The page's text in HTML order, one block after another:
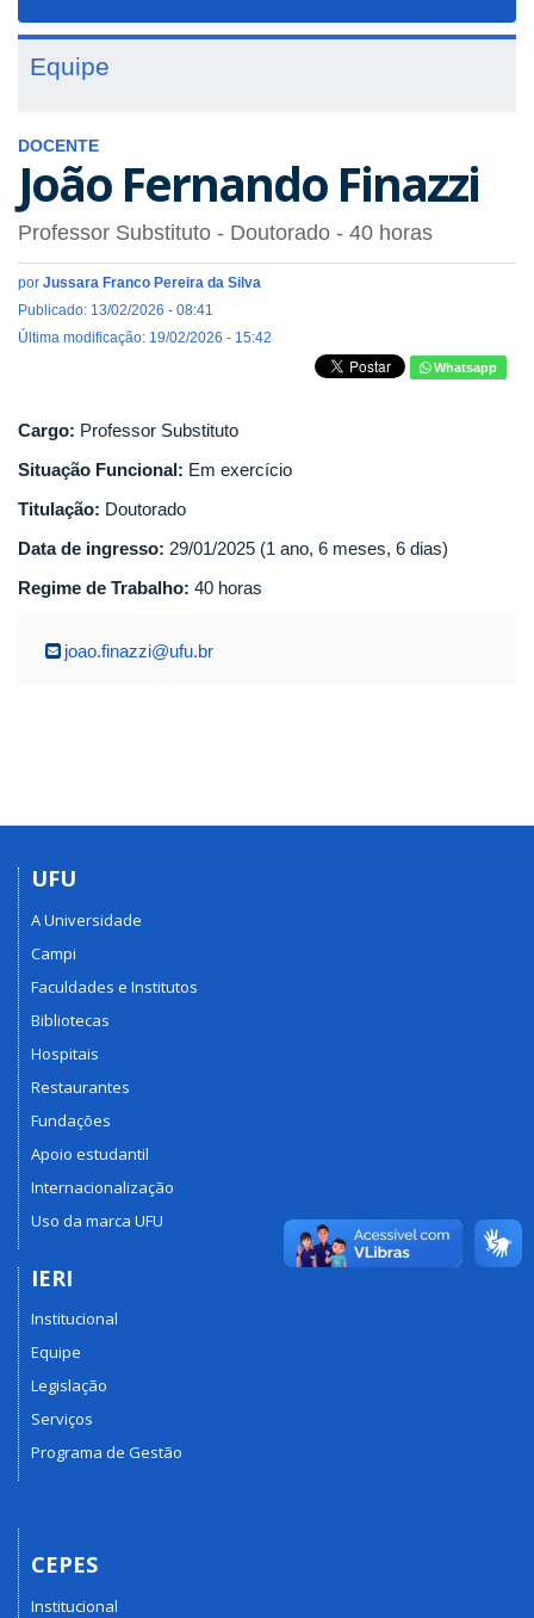
Equipe
DOCENTE
João Fernando Finazzi
Professor Substituto - Doutorado - 40 horas
por Jussara Franco Pereira da Silva
Publicado: 13/02/2026 - 08:41
Última modificação: 19/02/2026 - 15:42
Whatsapp
Cargo: Professor Substituto
Situação Funcional: Em exercício
Titulação: Doutorado
Data de ingresso: 29/01/2025 (1 ano, 6 meses, 6 dias)
Regime de Trabalho: 40 horas
joao.finazzi@ufu.br
UFU
A Universidade
Campi
Faculdades e Institutos
Bibliotecas
Hospitais
Restaurantes
Fundações
Apoio estudantil
Internacionalização
Uso da marca UFU
IERI
Institucional
Equipe
Legislação
Serviços
Programa de Gestão
CEPES
Institucional